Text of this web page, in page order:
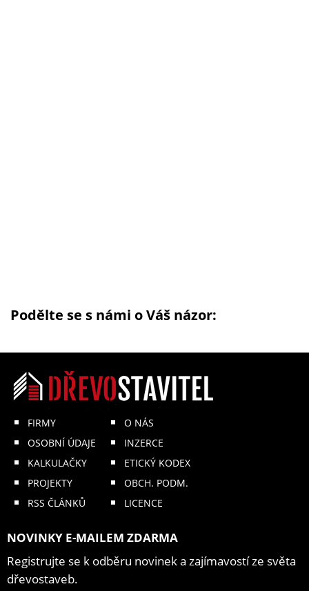
Podělte se s námi o Váš názor:
FIRMY
OSOBNÍ ÚDAJE
KALKULAČKY
PROJEKTY
RSS ČLÁNKŮ
O NÁS
INZERCE
ETICKÝ KODEX
OBCH. PODM.
LICENCE
NOVINKY E-MAILEM ZDARMA
Registrujte se k odběru novinek a zajímavostí ze světa
dřevostaveb.